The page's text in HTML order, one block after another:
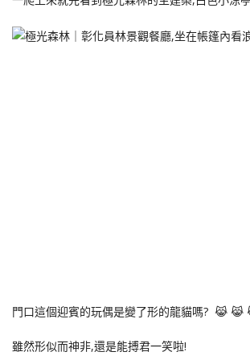
門口這個迎賓的玩偶是變了形的龍貓嗎? 😹 😹
雖然形似而神非,還是能搏君一笑啦!